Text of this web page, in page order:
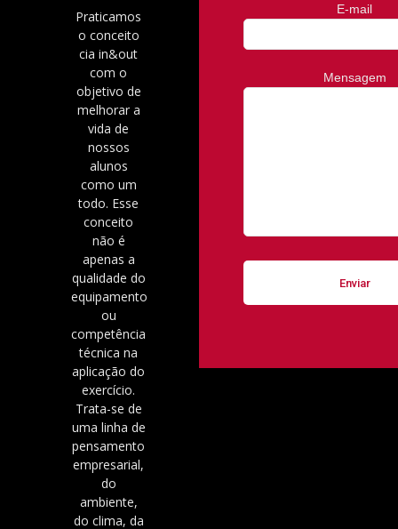
E-mail
Mensagem
Praticamos
o conceito
cia in&out
com o
objetivo de
melhorar a
vida de
nossos
alunos
como um
todo. Esse
conceito
não é
apenas a
qualidade do
equipamento
ou
competência
técnica na
aplicação do
exercício.
Trata-se de
uma linha de
pensamento
empresarial,
do
ambiente,
do clima, da